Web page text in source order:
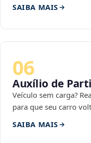
SAIBA MAIS
06
Auxílio de
Veículo sem carga?
para que seu carro
SAIBA MAIS